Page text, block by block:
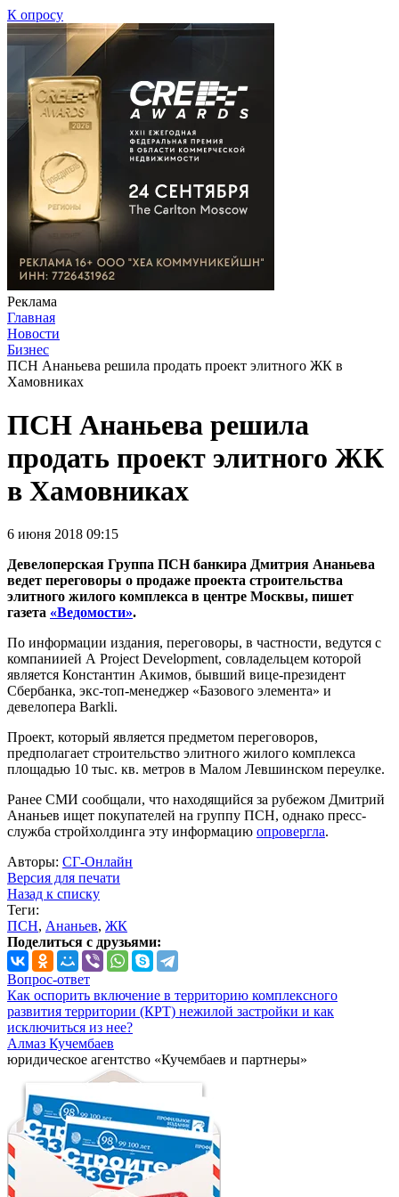
К опросу
Реклама
Главная
Новости
Бизнес
ПСН Ананьева решила продать проект элитного ЖК в
Хамовниках
ПСН Ананьева решила
продать проект элитного ЖК
в Хамовниках
6 июня 2018 09:15
Девелоперская Группа ПСН банкира Дмитрия Ананьева
ведет переговоры о продаже проекта строительства
элитного жилого комплекса в центре Москвы, пишет
газета «Ведомости».
По информации издания, переговоры, в частности, ведутся с
компаниией А Project Development, совладельцем которой
является Константин Акимов, бывший вице-президент
Сбербанка, экс-топ-менеджер «Базового элемента» и
девелопера Barkli.
Проект, который является предметом переговоров,
предполагает строительство элитного жилого комплекса
площадью 10 тыс. кв. метров в Малом Левшинском переулке.
Ранее СМИ сообщали, что находящийся за рубежом Дмитрий
Ананьев ищет покупателей на группу ПСН, однако пресс-
служба стройхолдинга эту информацию опровергла.
Авторы: СГ-Онлайн
Версия для печати
Назад к списку
Теги:
ПСН, Ананьев, ЖК
Поделиться с друзьями:
Вопрос-ответ
Как оспорить включение в территорию комплексного
развития территории (КРТ) нежилой застройки и как
исключиться из нее?
Алмаз Кучембаев
юридическое агентство «Кучембаев и партнеры»